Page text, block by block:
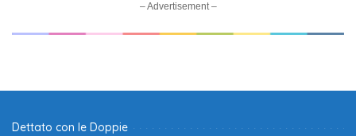
– Advertisement –
Dettato con le Doppie